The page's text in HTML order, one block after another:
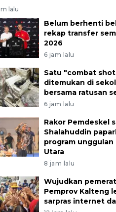
lalu
Belum berhenti
rekap transfer
2026
6 jam lalu
Satu "combat
ditemukan di
bersama ratusan
6 jam lalu
Rakor Pemdeskel
Shalahuddin
program unggulan
Utara
8 jam lalu
Wujudkan
Pemprov Kalteng
sarpras internet